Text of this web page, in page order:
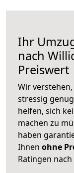
Ihr
nach
Preiswert
Wir
stressig
helfen, sich
machen zu
haben
Ihnen ohne
Ratingen